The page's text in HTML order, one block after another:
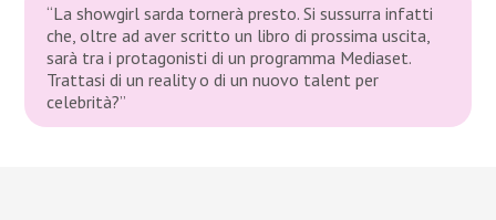
“La showgirl sarda tornerà presto. Si sussurra infatti
che, oltre ad aver scritto un libro di prossima uscita,
sarà tra i protagonisti di un programma Mediaset.
Trattasi di un reality o di un nuovo talent per
celebrità?”